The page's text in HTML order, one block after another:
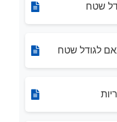
שטח
לגודל שטח